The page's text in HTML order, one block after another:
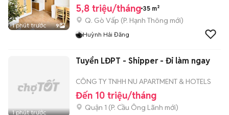
1 phút trước 9
5,8 triệu/tháng 35 m²
Q. Gò Vấp (P. Hạnh Thông mới)
Huỳnh Hải Đăng
1 phút trước
Tuyển LĐPT - Shipper - Đi làm ngay
CÔNG TY TNHH NU APARTMENT & HOTELS
Đến 10 triệu/tháng
Quận 1 (P. Cầu Ông Lãnh mới)